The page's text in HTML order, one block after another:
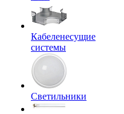
Кабеленесущие
системы
Светильники